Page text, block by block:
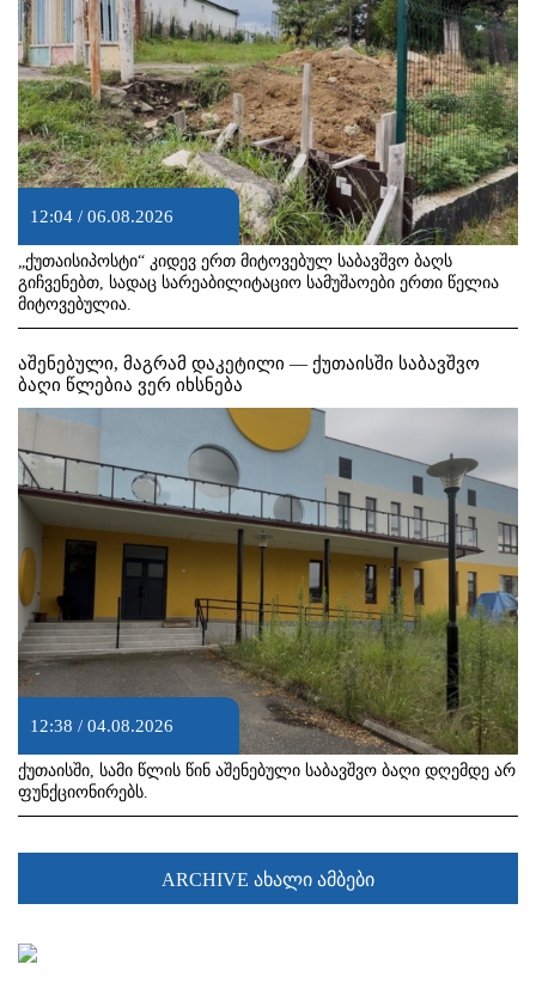
12:04 / 06.08.2026
„ქუთაისიპოსტი“ კიდევ ერთ მიტოვებულ საბავშვო ბაღს
გიჩვენებთ, სადაც სარეაბილიტაციო სამუშაოები ერთი წელია
მიტოვებულია.
აშენებული, მაგრამ დაკეტილი — ქუთაისში საბავშვო
ბაღი წლებია ვერ იხსნება
12:38 / 04.08.2026
ქუთაისში, სამი წლის წინ აშენებული საბავშვო ბაღი დღემდე არ
ფუნქციონირებს.
ARCHIVE ახალი ამბები